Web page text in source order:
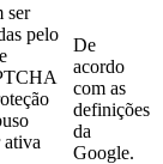
ser
pelo
ativa
De
acordo
com as
definições
da
Google.